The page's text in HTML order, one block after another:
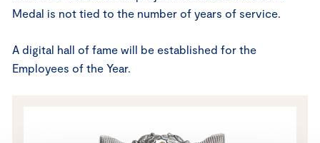
Medal is not tied to the number of years of service.
A digital hall of fame will be established for the
Employees of the Year.